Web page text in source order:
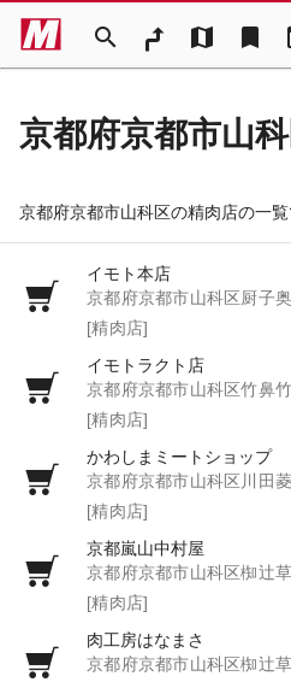
search map bookmark
京都府京都市山
京都府京都市山科区の精肉店の一覧
イモト本店
京都府京都市山科区厨子
[精肉店]
イモトラクト店
京都府京都市山科区竹鼻
[精肉店]
かわしまミートショップ
京都府京都市山科区川田
[精肉店]
京都嵐山中村屋
京都府京都市山科区椥辻
[精肉店]
肉工房はなまさ
京都府京都市山科区椥辻